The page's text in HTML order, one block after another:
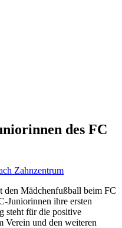
des FC
Zahnzentrum
den Mädchenfußball beim FC
Juniorinnen ihre ersten
steht für die positive
Verein und den weiteren